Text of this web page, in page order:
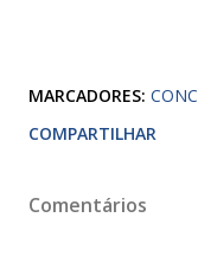
MARCADORES:
COMPARTILHAR
Comentários